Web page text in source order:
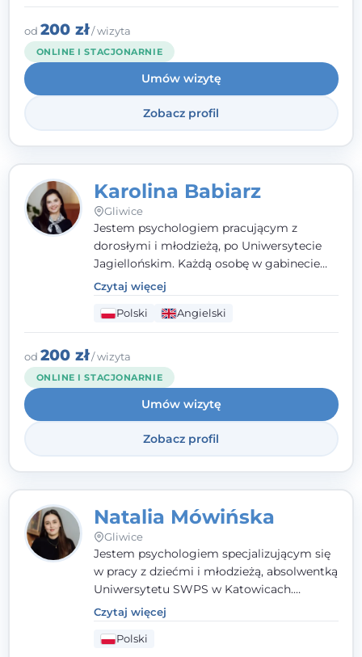
stresie czy obniżonym nastroju. Każde
spotkanie traktuję z szacunkiem,
uważnością i w atmosferze zaufania.
od 200 zł/ wizyta
ONLINE I STACJONARNIE
Umów wizytę
Zobacz profil
Karolina Babiarz
Gliwice
Jestem psychologiem pracującym z
dorosłymi i młodzieżą, po Uniwersytecie
Jagiellońskim. Każdą osobę w gabinecie
traktuję jak osobną historię, którą poznaję,
budując relację opartą na zaufaniu i
empatii. Przyjmuję w Poradni Teraply.pl w
Gliwicach oraz online, po polsku i po
angielsku.
Czytaj więcej
Polski Angielski
od 200 zł/ wizyta
ONLINE I STACJONARNIE
Umów wizytę
Zobacz profil
Natalia Mówińska
Gliwice
Jestem psychologiem specjalizującym się
w pracy z dziećmi i młodzieżą, absolwentką
Uniwersytetu SWPS w Katowicach.
Prowadzę konsultacje oraz terapię
nastawioną na potrzeby dziecka i jego
rodziny. Najważniejsze jest dla mnie
Czytaj więcej
Polski